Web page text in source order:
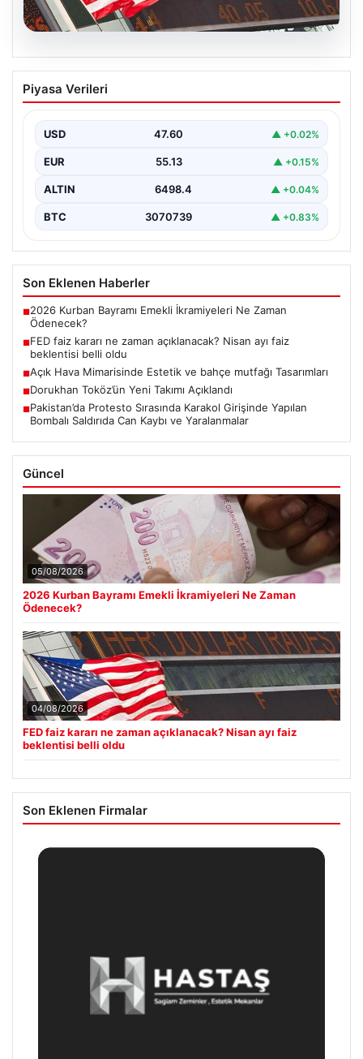
04.08.2026
FED faiz kararı ne zaman açıklanacak?
Nisan ayı faiz beklentisi belli oldu
Piyasa Verileri
USD 47.60 ▲ +0.02%
EUR 55.13 ▲ +0.15%
ALTIN 6498.4 ▲ +0.04%
BTC 3070739 ▲ +0.83%
Son Eklenen Haberler
■2026 Kurban Bayramı Emekli İkramiyeleri Ne Zaman
Ödenecek?
■FED faiz kararı ne zaman açıklanacak? Nisan ayı faiz
beklentisi belli oldu
■Açık Hava Mimarisinde Estetik ve bahçe mutfağı Tasarımları
■Dorukhan Toköz’ün Yeni Takımı Açıklandı
■Pakistan’da Protesto Sırasında Karakol Girişinde Yapılan
Bombalı Saldırıda Can Kaybı ve Yaralanmalar
Güncel
05/08/2026
2026 Kurban Bayramı Emekli İkramiyeleri Ne Zaman
Ödenecek?
04/08/2026
FED faiz kararı ne zaman açıklanacak? Nisan ayı faiz
beklentisi belli oldu
Son Eklenen Firmalar